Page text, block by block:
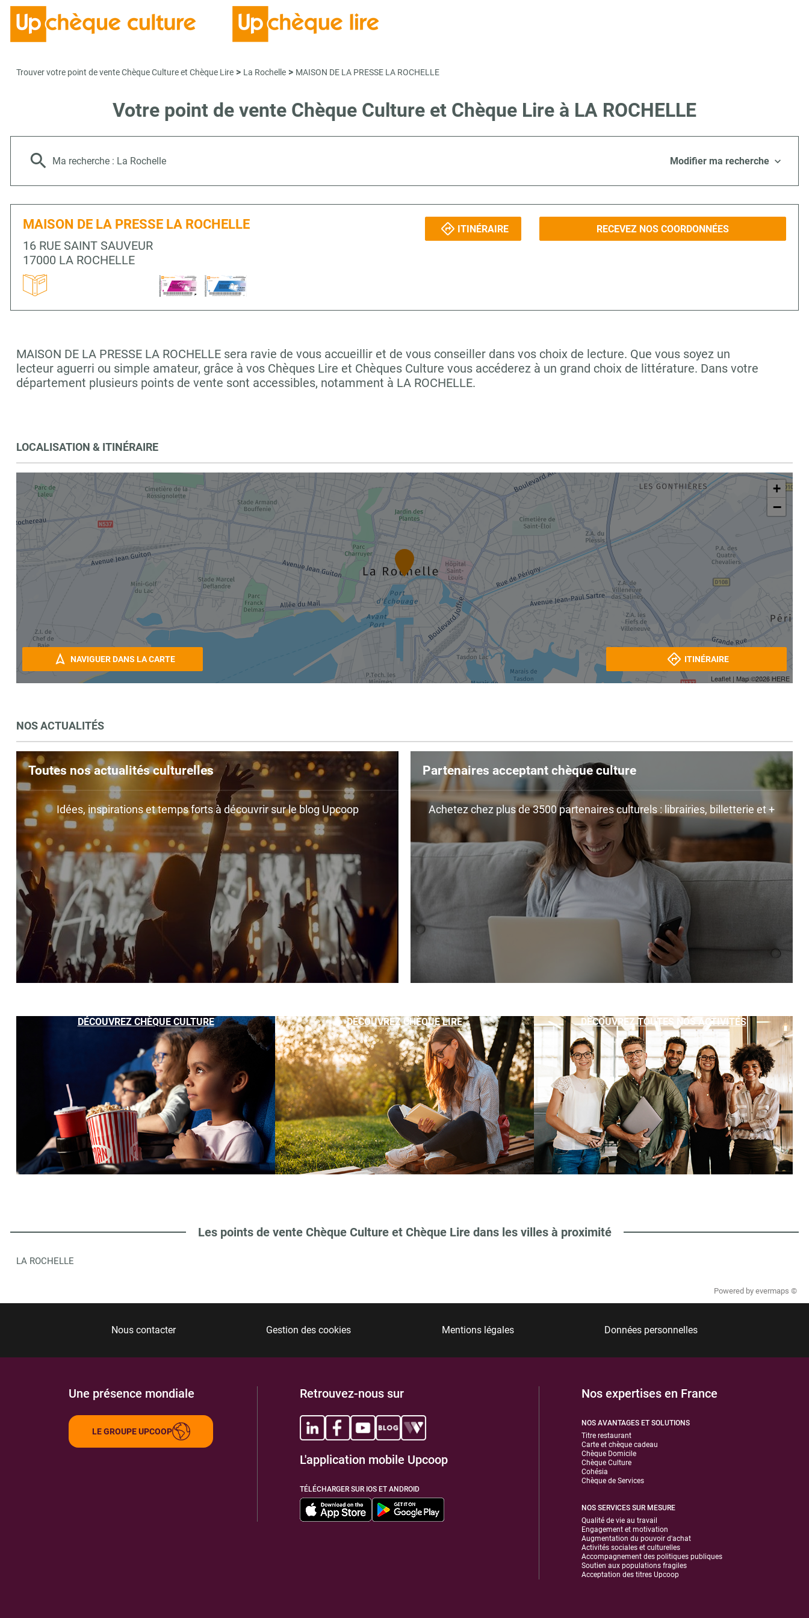
Trouver votre point de vente Chèque Culture et Chèque Lire > La Rochelle > MAISON DE LA PRESSE LA ROCHELLE
Votre point de vente Chèque Culture et Chèque Lire à LA ROCHELLE
Ma recherche : La Rochelle Modifier ma recherche
MAISON DE LA PRESSE LA ROCHELLE
16 RUE SAINT SAUVEUR
17000 LA ROCHELLE
ITINÉRAIRE RECEVEZ NOS COORDONNÉES
MAISON DE LA PRESSE LA ROCHELLE sera ravie de vous accueillir et de vous conseiller dans vos choix de lecture. Que vous soyez un
lecteur aguerri ou simple amateur, grâce à vos Chèques Lire et Chèques Culture vous accéderez à un grand choix de littérature. Dans votre
département plusieurs points de vente sont accessibles, notamment à LA ROCHELLE.
LOCALISATION & ITINÉRAIRE
+
−
Leaflet | Map ©2026HERE
NAVIGUER DANS LA CARTE ITINÉRAIRE
NOS ACTUALITÉS
Toutes nos actualités culturelles
Idées, inspirations et temps forts à découvrir sur le blog Upcoop
Partenaires acceptant chèque culture
Achetez chez plus de 3500 partenaires culturels : librairies, billetterie et +
DÉCOUVREZ CHÈQUE CULTURE DÉCOUVREZ CHÈQUE LIRE DÉCOUVREZ TOUTES NOS ACTIVITÉS
Les points de vente Chèque Culture et Chèque Lire dans les villes à proximité
LA ROCHELLE
Powered by evermaps ©
Nous contacter Gestion des cookies Mentions légales Données personnelles
Une présence mondiale
LE GROUPE UPCOOP
Retrouvez-nous sur
L'application mobile Upcoop
TÉLÉCHARGER SUR IOS ET ANDROID
Nos expertises en France
NOS AVANTAGES ET SOLUTIONS
Titre restaurant
Carte et chèque cadeau
Chèque Domicile
Chèque Culture
Cohésia
Chèque de Services
NOS SERVICES SUR MESURE
Qualité de vie au travail
Engagement et motivation
Augmentation du pouvoir d'achat
Activités sociales et culturelles
Accompagnement des politiques publiques
Soutien aux populations fragiles
Acceptation des titres Upcoop